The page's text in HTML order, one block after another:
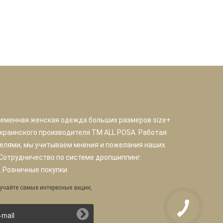
женская одежда больших размеров size+
производителя TM ALL POSA. Работая
мы учитываем мнения и пожелания наших
по системе дропшиппинг.
покупки.
самые интересные акции,